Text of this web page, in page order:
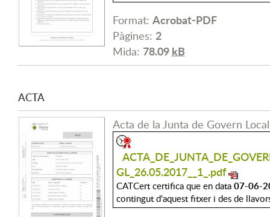
Format: Acrobat-PDF
Pàgines: 2
Mida: 78.09kB
ACTA
Acta de la Junta de Govern
GL_26.05.2017__1_.pdf
CATCert certifica que en data 07-06-
contingut d'aquest fitxer i des de